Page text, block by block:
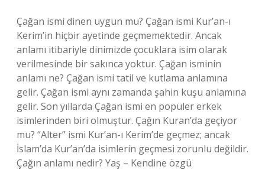
Çağan ismi dinen uygun mu? Çağan ismi Kur’an-ı
Kerim’in hiçbir ayetinde geçmemektedir. Ancak
anlamı itibariyle dinimizde çocuklara isim olarak
verilmesinde bir sakınca yoktur. Çağan isminin
anlamı ne? Çağan ismi tatil ve kutlama anlamına
gelir. Çağan ismi aynı zamanda şahin kuşu anlamına
gelir. Son yıllarda Çağan ismi en popüler erkek
isimlerinden biri olmuştur. Çağın Kuran’da geçiyor
mu? “Alter” ismi Kur’an-ı Kerim’de geçmez; ancak
İslam’da Kur’an’da isimlerin geçmesi zorunlu değildir.
Çağın anlamı nedir? Yaş – Kendine özgü